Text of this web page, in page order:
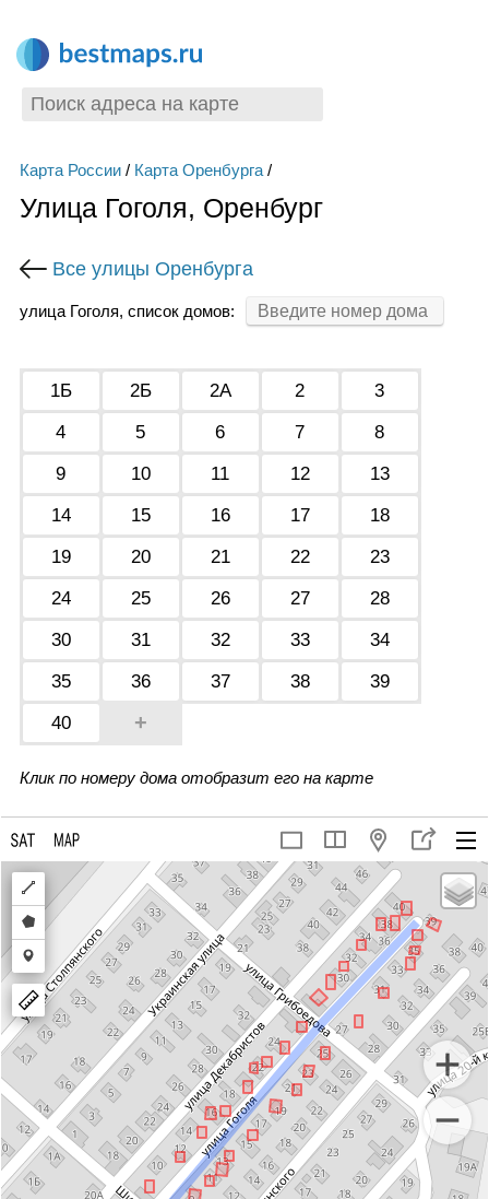
Карта России/ Карта Оренбурга/
Улица Гоголя, Оренбург
Все улицы Оренбурга
улица Гоголя, список домов:
1Б 2Б 2А 2
3
4
5 6 7
8
9
10 11 12
13
14
15 16 17
18
19
20 21 22
23
24
25 26 27
28
30
31 32 33
34
35
36 37 38
39
40
+
Клик по номеру дома отобразит его на карте
Draw
a
polyline
Draw
a
polygon
Draw
a
marker